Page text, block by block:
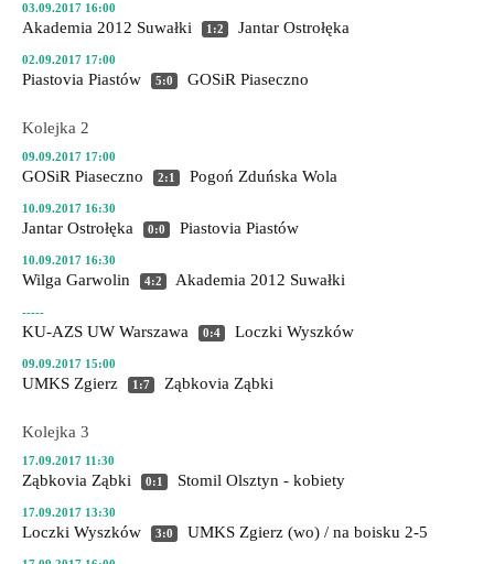
03.09.2017 16:00
Akademia 2012 Suwałki 1:2 Jantar Ostrołęka
02.09.2017 17:00
Piastovia Piastów 5:0 GOSiR Piaseczno
Kolejka 2
09.09.2017 17:00
GOSiR Piaseczno 2:1 Pogoń Zduńska Wola
10.09.2017 16:30
Jantar Ostrołęka 0:0 Piastovia Piastów
10.09.2017 16:30
Wilga Garwolin 4:2 Akademia 2012 Suwałki
-----
KU-AZS UW Warszawa 0:4 Loczki Wyszków
09.09.2017 15:00
UMKS Zgierz 1:7 Ząbkovia Ząbki
Kolejka 3
17.09.2017 11:30
Ząbkovia Ząbki 0:1 Stomil Olsztyn - kobiety
17.09.2017 13:30
Loczki Wyszków 3:0 UMKS Zgierz (wo) / na boisku 2-5